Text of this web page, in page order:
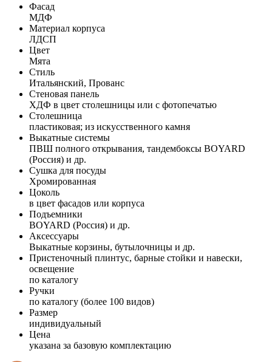
Фасад
МДФ
Материал корпуса
ЛДСП
Цвет
Мята
Стиль
Итальянский, Прованс
Стеновая панель
ХДФ в цвет столешницы или с фотопечатью
Столешница
пластиковая; из искусственного камня
Выкатные системы
ПВШ полного открывания, тандембоксы BOYARD
(Россия) и др.
Сушка для посуды
Хромированная
Цоколь
в цвет фасадов или корпуса
Подъемники
BOYARD (Россия) и др.
Аксессуары
Выкатные корзины, бутылочницы и др.
Пристеночный плинтус, барные стойки и навески,
освещение
по каталогу
Ручки
по каталогу (более 100 видов)
Размер
индивидуальный
Цена
указана за базовую комплектацию